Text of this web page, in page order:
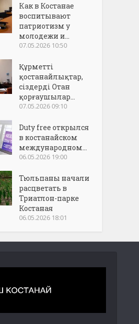
Как в Костанае
воспитывают
патриотизм у
молодежи и...
07.05.2026 10:50
Құрметті
қостанайлықтар,
сіздерді Отан
қорғаушылар...
07.05.2026 09:10
Duty free открылся
в костанайском
международном...
06.05.2026 19:00
Тюльпаны начали
расцветать в
Триатлон-парке
Костаная
06.05.2026 18:01